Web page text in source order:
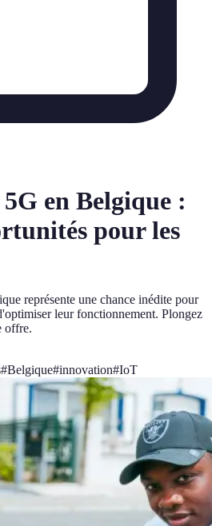
en Belgique :
pour les
représente une chance inédite pour
leur fonctionnement. Plongez
offre.
#Belgique#innovation#IoT